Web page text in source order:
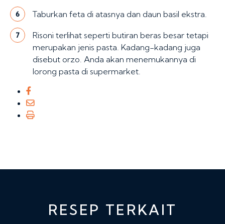
6 Taburkan feta di atasnya dan daun basil ekstra.
7
Risoni terlihat seperti butiran beras besar tetapi
merupakan jenis pasta. Kadang-kadang juga
disebut orzo. Anda akan menemukannya di
lorong pasta di supermarket.
RESEP TERKAIT